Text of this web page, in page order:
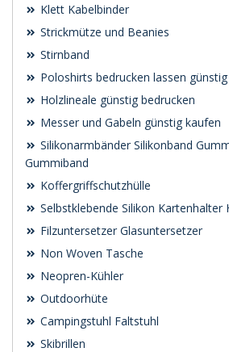
Klett Kabelbinder
Strickmütze und Beanies
Stirnband
Poloshirts bedrucken lassen günstig
Holzlineale günstig bedrucken
Messer und Gabeln günstig kaufen
Silikonarmbänder Silikonband
Gummiband
Koffergriffschutzhülle
Selbstklebende Silikon Kartenhalter
Filzuntersetzer Glasuntersetzer
Non Woven Tasche
Neopren-Kühler
Outdoorhüte
Campingstuhl Faltstuhl
Skibrillen